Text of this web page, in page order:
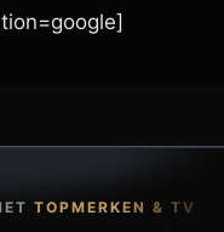
TOPMERKEN & TV